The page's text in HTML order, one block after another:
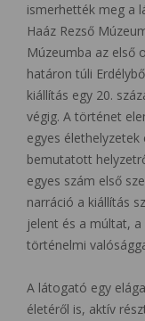
ismerhették meg a
Haáz Rezső
Múzeumba az első
határon túli
kiállítás egy 20.
végig. A történet
egyes
bemutatott
egyes szám első
narráció a kiállítás
jelent és a múltat,
történelmi
A látogató egy
életéről is, aktív